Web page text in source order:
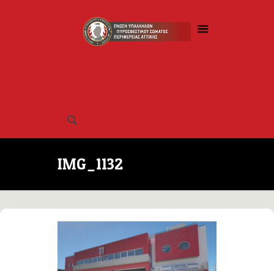
IMG_1132